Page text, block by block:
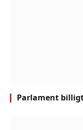
Parlament